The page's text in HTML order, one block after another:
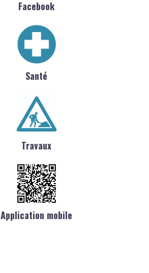
Facebook
Santé
Travaux
Application mobile